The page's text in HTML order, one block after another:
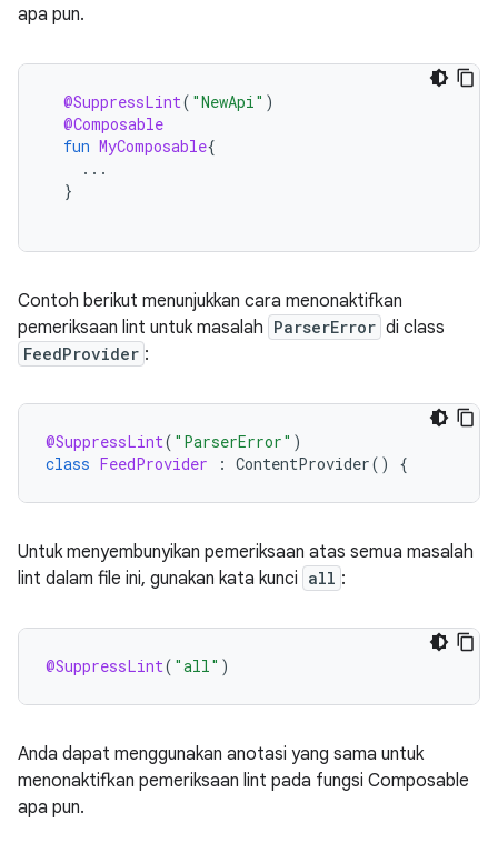
apa pun.
@SuppressLint( "NewApi" )
@Composable
fun MyComposable{
...
}
Contoh berikut menunjukkan cara menonaktifkan
pemeriksaan lint untuk masalah ParserError di class
FeedProvider :
@SuppressLint( "ParserError" )
class FeedProvider : ContentProvider() {
Untuk menyembunyikan pemeriksaan atas semua masalah
lint dalam file ini, gunakan kata kunci all :
@SuppressLint( "all" )
Anda dapat menggunakan anotasi yang sama untuk
menonaktifkan pemeriksaan lint pada fungsi Composable
apa pun.